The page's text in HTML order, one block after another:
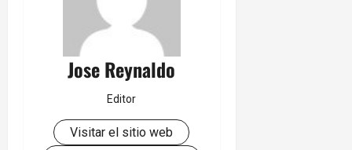
Jose Reynaldo
Editor
Visitar el sitio web